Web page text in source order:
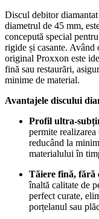
Discul debitor
diametrul de 45 mm,
concepută special
rigide și casante. Având
original Proxxon este
fină sau restaurări,
minime de material.
Avantajele discului
Profil ultra-
permite
reducând la
materialului în
Tăiere fină, fără
înaltă calitate de
perfect curate,
porțelanul sau